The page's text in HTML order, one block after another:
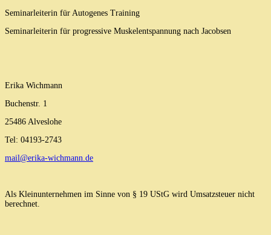
Seminarleiterin für Autogenes Training
Seminarleiterin für progressive Muskelentspannung nach Jacobsen
Erika Wichmann
Buchenstr. 1
25486 Alveslohe
Tel: 04193-2743
mail@erika-wichmann.de
Als Kleinunternehmen im Sinne von § 19 UStG wird Umsatzsteuer nicht
berechnet.